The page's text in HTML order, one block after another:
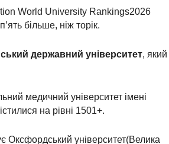
World University Rankings2026
більше, ніж торік.
державний університет, який
медичний університет імені
на рівні 1501+.
Оксфордський університет(Велика